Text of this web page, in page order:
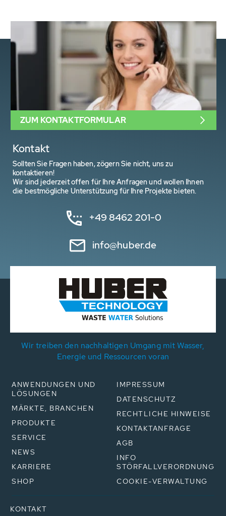
Kontakt
Sollten Sie Fragen haben, zögern Sie nicht, uns zu
kontaktieren!
Wir sind jederzeit offen für Ihre Anfragen und wollen Ihnen
die bestmögliche Unterstützung für Ihre Projekte bieten.
+49 8462 201-0
info@huber.de
ZUM KONTAKTFORMULAR
Wir treiben den nachhaltigen Umgang mit Wasser,
Energie und Ressourcen voran
ANWENDUNGEN UND
LÖSUNGEN
MÄRKTE, BRANCHEN
PRODUKTE
SERVICE
NEWS
KARRIERE
SHOP
IMPRESSUM
DATENSCHUTZ
RECHTLICHE HINWEISE
KONTAKTANFRAGE
AGB
INFO
STÖRFALLVERORDNUNG
COOKIE-VERWALTUNG
KONTAKT